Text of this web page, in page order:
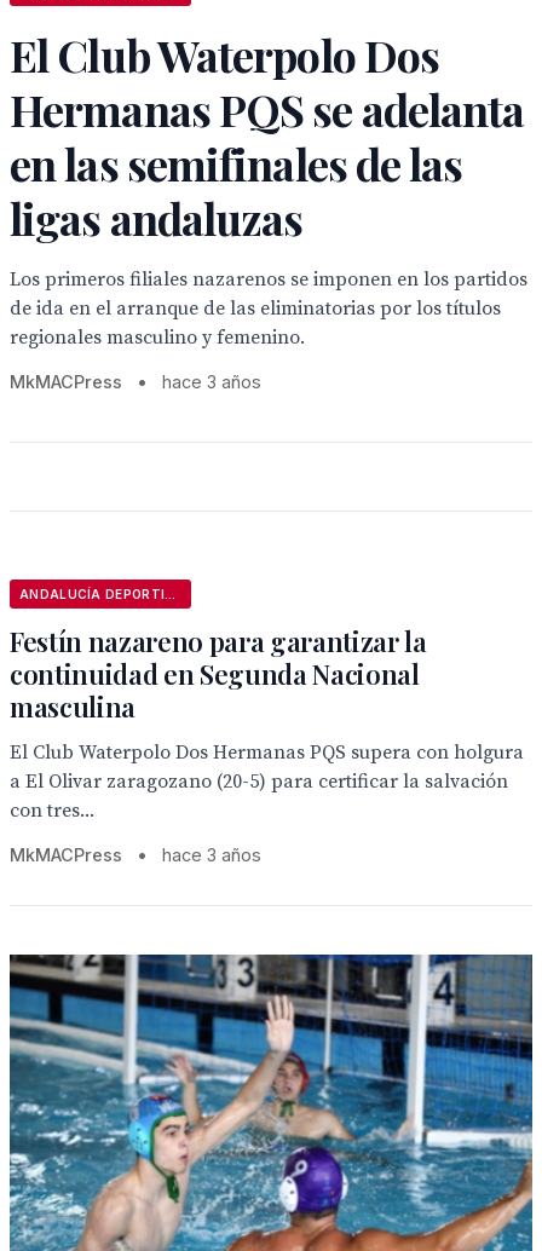
El Club Waterpolo Dos
Hermanas PQS se adelanta
en las semifinales de las
ligas andaluzas
Los primeros filiales nazarenos se imponen en los partidos
de ida en el arranque de las eliminatorias por los títulos
regionales masculino y femenino.
MkMACPress • hace 3 años
Festín nazareno para garantizar la
continuidad en Segunda Nacional
masculina
El Club Waterpolo Dos Hermanas PQS supera con holgura
a El Olivar zaragozano (20-5) para certificar la salvación
con tres...
MkMACPress • hace 3 años